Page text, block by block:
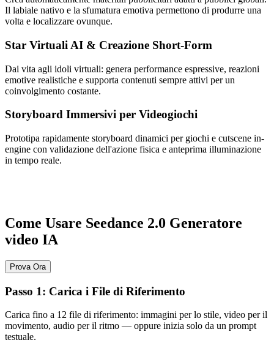
Il labiale nativo e la sfumatura emotiva permettono di produrre una
volta e localizzare ovunque.
Star Virtuali AI & Creazione Short-Form
Dai vita agli idoli virtuali: genera performance espressive, reazioni
emotive realistiche e supporta contenuti sempre attivi per un
coinvolgimento costante.
Storyboard Immersivi per Videogiochi
Prototipa rapidamente storyboard dinamici per giochi e cutscene in-
engine con validazione dell'azione fisica e anteprima illuminazione
in tempo reale.
Come Usare Seedance 2.0 Generatore
video IA
Prova Ora
Passo 1: Carica i File di Riferimento
Carica fino a 12 file di riferimento: immagini per lo stile, video per il
movimento, audio per il ritmo — oppure inizia solo da un prompt
testuale.